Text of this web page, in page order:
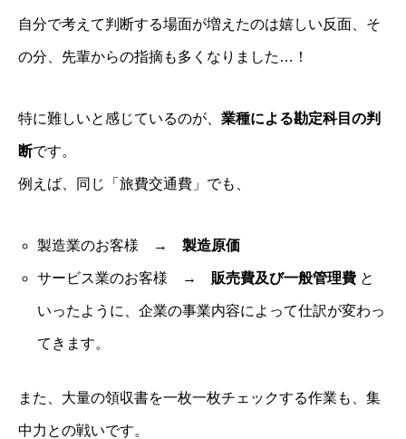
自分で考えて判断する場面が増えたのは嬉しい反面、そ
の分、先輩からの指摘も多くなりました…！
特に難しいと感じているのが、 業種による勘定科目の判
断です。
例えば、同じ「旅費交通費」でも、
製造業のお客様 → 製造原価
サービス業のお客様 → 販売費及び一般管理費と
いったように、企業の事業内容によって仕訳が変わっ
てきます。
また、大量の領収書を一枚一枚チェックする作業も、集
中力との戦いです。